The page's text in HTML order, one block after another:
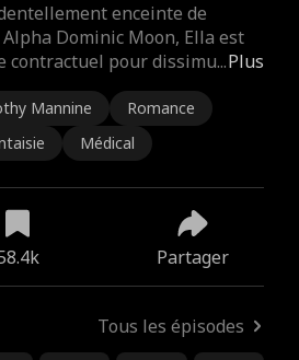
Plus
enceinte de
Dominic Moon, Ella est
contractuel pour dissimu...
Mannine
Romance
Médical
Partager
Tous les épisodes